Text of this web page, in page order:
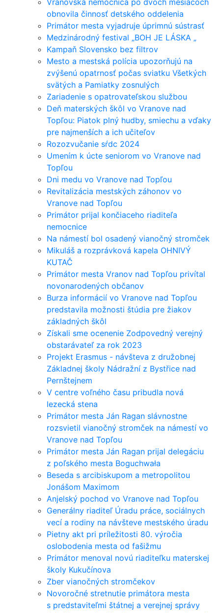
Vranovská nemocnica po dvoch mesiacoch
obnovila činnosť detského oddelenia
Primátor mesta vyjadruje úprimnú sústrasť
Medzinárodný festival „BOH JE LÁSKA „
Kampaň Slovensko bez filtrov
Mesto a mestská polícia upozorňujú na
zvýšenú opatrnosť počas sviatku Všetkých
svätých a Pamiatky zosnulých
Zariadenie s opatrovateľskou službou
Deň materských škôl vo Vranove nad
Topľou: Piatok plný hudby, smiechu a vďaky
pre najmenších a ich učiteľov
Rozozvučanie sŕdc 2024
Umením k úcte seniorom vo Vranove nad
Topľou
Dni medu vo Vranove nad Topľou
Revitalizácia mestských záhonov vo
Vranove nad Topľou
Primátor prijal končiaceho riaditeľa
nemocnice
Na námestí bol osadený vianočný stromček
Mikuláš a rozprávková kapela OHNIVÝ
KUTAČ
Primátor mesta Vranov nad Topľou privítal
novonarodených občanov
Burza informácií vo Vranove nad Topľou
predstavila možnosti štúdia pre žiakov
základných škôl
Získali sme ocenenie Zodpovedný verejný
obstarávateľ za rok 2023
Projekt Erasmus - návšteva z družobnej
Základnej školy Nádražní z Bystřice nad
Pernštejnem
V centre voľného času pribudla nová
lezecká stena
Primátor mesta Ján Ragan slávnostne
rozsvietil vianočný stromček na námestí vo
Vranove nad Topľou
Primátor mesta Ján Ragan prijal delegáciu
z poľského mesta Boguchwała
Beseda s arcibiskupom a metropolitou
Jonášom Maximom
Anjelský pochod vo Vranove nad Topľou
Generálny riaditeľ Úradu práce, sociálnych
vecí a rodiny na návšteve mestského úradu
Pietny akt pri príležitosti 80. výročia
oslobodenia mesta od fašižmu
Primátor menoval novú riaditeľku materskej
školy Kukučínova
Zber vianočných stromčekov
Novoročné stretnutie primátora mesta
s predstaviteľmi štátnej a verejnej správy